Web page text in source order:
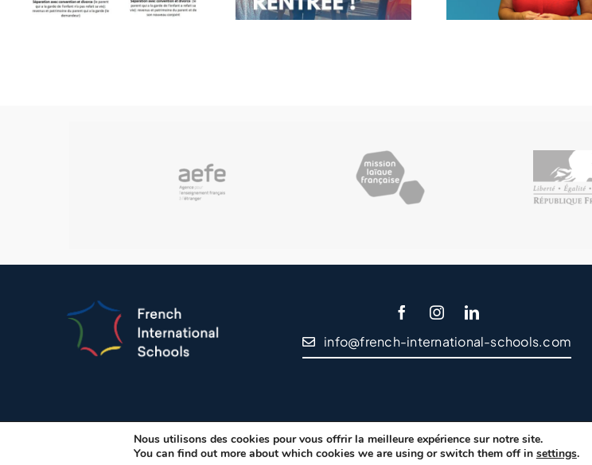
info@french-international-schools.com
© Copyright EFEP – 2024 LVS2 – Agencia de
Nous utilisons des cookies pour vous offrir la meilleure expérience sur notre site.
You can find out more about which cookies we are using or switch them off in settings.